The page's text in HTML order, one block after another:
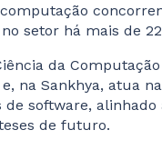
setor há mais de
da
na Sankhya, atua
software, alinhado
de futuro.